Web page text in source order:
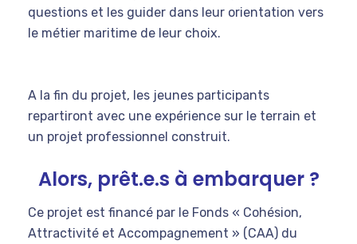
questions et les guider dans leur orientation vers
le métier maritime de leur choix.
A la fin du projet, les jeunes participants
repartiront avec une expérience sur le terrain et
un projet professionnel construit.
Alors, prêt.e.s à embarquer ?
Ce projet est financé par le Fonds « Cohésion,
Attractivité et Accompagnement » (CAA) du